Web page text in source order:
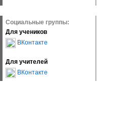
Социальные группы:
Для учеников
ВКонтакте
Для учителей
ВКонтакте